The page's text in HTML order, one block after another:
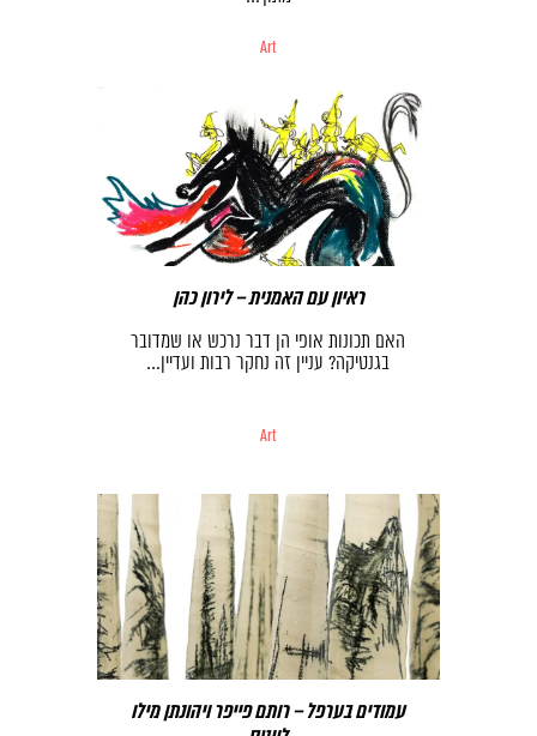
Art
ראיון עם האמנית – לירון כהן
האם תכונות אופי הן דבר נרכש או שמדובר
בגנטיקה? עניין זה נחקר רבות ועדיין…
Art
עמודים בערפל – רותם פייפר ויהונתן מילו